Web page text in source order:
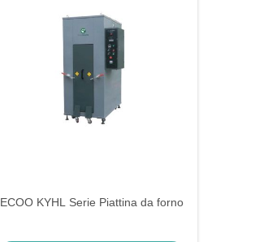
ECOO KYHL Serie Piattina da forno